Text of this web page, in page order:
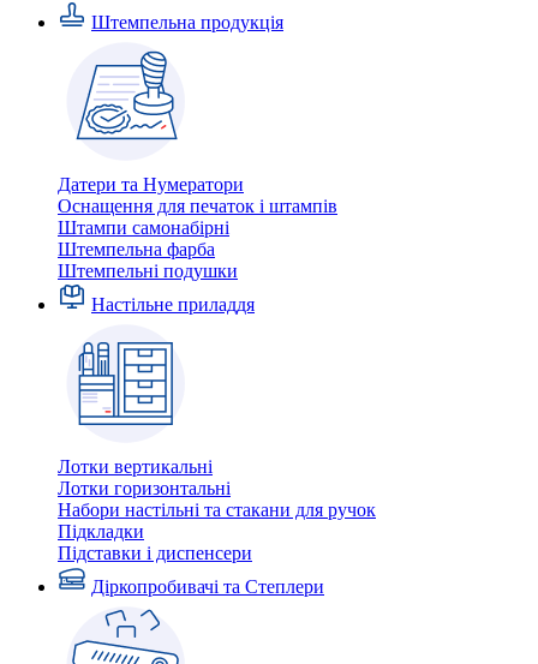
Штемпельна продукція
Датери та Нумератори
Оснащення для печаток і штампів
Штампи самонабірні
Штемпельна фарба
Штемпельні подушки
Настільне приладдя
Лотки вертикальні
Лотки горизонтальні
Набори настільні та стакани для ручок
Підкладки
Підставки і диспенсери
Діркопробивачі та Степлери